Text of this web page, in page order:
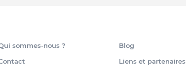
sommes-nous ?
Blog
Liens et partenaires